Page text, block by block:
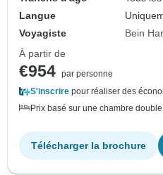
Langue
Voyagiste
Bein
À partir de
€954 par personne
S'inscrire pour réaliser des
Prix basé sur une chambre double
Télécharger la brochure